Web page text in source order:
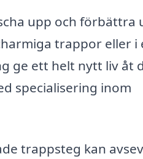
upp och förbättra
trappor eller i
ge ett helt nytt liv åt
specialisering inom
trappsteg kan